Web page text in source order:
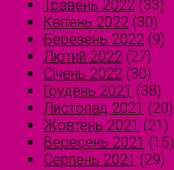
Травень 2022 (33)
Квітень 2022 (30)
Березень 2022 (9)
Лютий 2022 (27)
Січень 2022 (30)
Грудень 2021 (38)
Листопад 2021 (20)
Жовтень 2021 (21)
Вересень 2021 (15)
Серпень 2021 (29)